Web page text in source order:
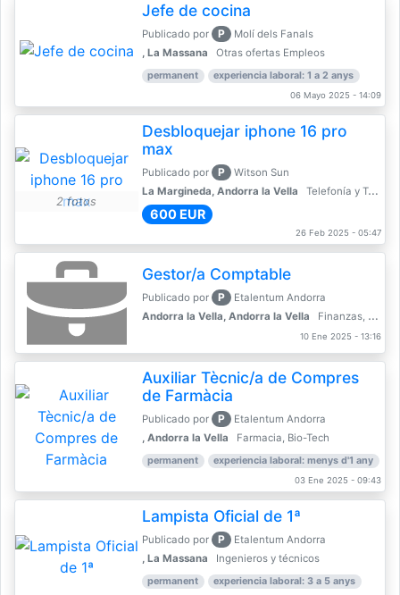
Jefe de cocina
Publicado por P
Molí dels Fanals
, La Massana
Otras ofertas Empleos
permanent experiencia laboral: 1 a 2 anys
06 Mayo 2025 - 14:09
2 fotos
Desbloquejar iphone 16 pro
max
Publicado por P
Witson Sun
La Margineda, Andorra la Vella
Telefonía y Telecomunicaciones
600 EUR
26 Feb 2025 - 05:47
Gestor/a Comptable
Publicado por P
Etalentum Andorra
Andorra la Vella, Andorra la Vella
Finanzas, Contabilidad, Banca
10 Ene 2025 - 13:16
Auxiliar Tècnic/a de Compres
de Farmàcia
Publicado por P
Etalentum Andorra
, Andorra la Vella
Farmacia, Bio-Tech
permanent experiencia laboral: menys d'1 any
03 Ene 2025 - 09:43
Lampista Oficial de 1ª
Publicado por P
Etalentum Andorra
, La Massana
Ingenieros y técnicos
permanent experiencia laboral: 3 a 5 anys